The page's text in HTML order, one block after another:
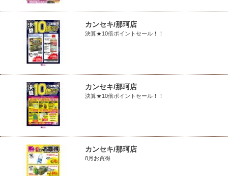
カンセキ/那珂店
決算★10倍ポイントセール！！
カンセキ/那珂店
決算★10倍ポイントセール！！
カンセキ/那珂店
8月お買得